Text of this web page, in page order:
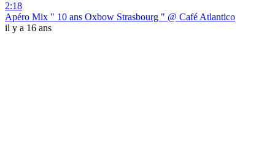
2:18
Apéro Mix " 10 ans Oxbow Strasbourg " @ Café Atlantico
il y a 16 ans